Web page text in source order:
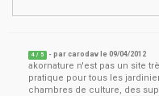
4 / 5 - parcarodav le09/04/2012
akornature n'est pas un site
pratique pour tous les
chambres de culture, des